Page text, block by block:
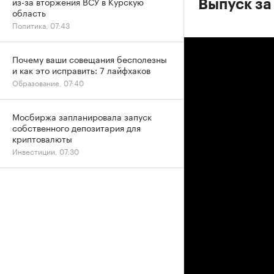
Выпуск
область
Политика, 07:43
Почему ваши совещания бесполезны
и как это исправить: 7 лайфхаков
Образование, 07:40
Мосбиржа запланировала запуск
собственного депозитария для
криптовалюты
Инвестиции, 07:30